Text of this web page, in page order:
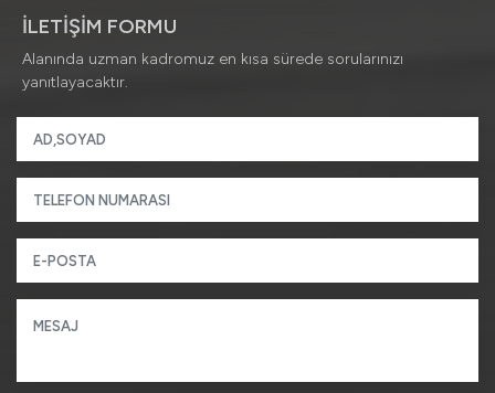
İLETİŞİM FORMU
Alanında uzman kadromuz en kısa sürede sorularınızı
yanıtlayacaktır.